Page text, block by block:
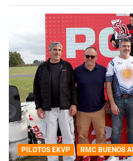
PILOTOS EKVP RMC BUENOS